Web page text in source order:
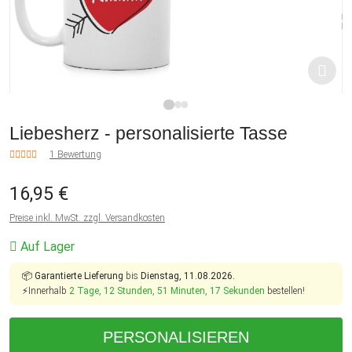
Liebesherz - personalisierte Tasse
1 Bewertung
16,95 €
Preise inkl. MwSt. zzgl. Versandkosten
Auf Lager
📦 Garantierte Lieferung bis Dienstag, 11.08.2026.
⚡Innerhalb 2 Tage, 12 Stunden, 51 Minuten, 16 Sekunden bestellen!
PERSONALISIEREN